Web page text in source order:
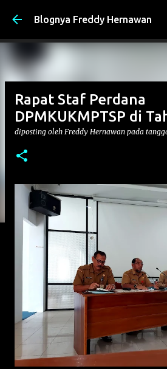
Langsung ke konten
Blognya Freddy Hernawan
Rapat Staf Perdana
DPMKUKMPTSP di
diposting oleh Freddy Hernawan pada